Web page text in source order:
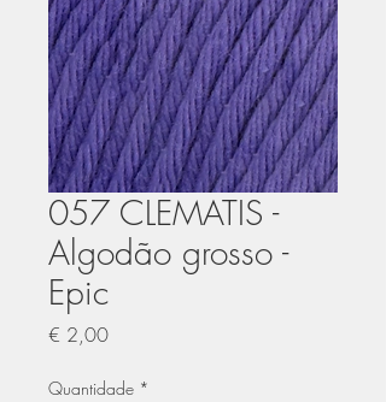
057 CLEMATIS -
Algodão grosso -
Epic
€ 2,00Preço
Quantidade *